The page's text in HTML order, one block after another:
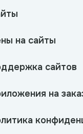
на сайты
сайтов
на